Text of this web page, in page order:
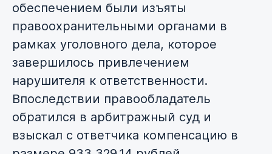
обеспечением были изъяты
правоохранительными органами в
рамках уголовного дела, которое
завершилось привлечением
нарушителя к ответственности.
Впоследствии правообладатель
обратился в арбитражный суд и
взыскал с ответчика компенсацию в